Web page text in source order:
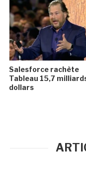
Salesforce rachète
Tableau 15,7
dollars